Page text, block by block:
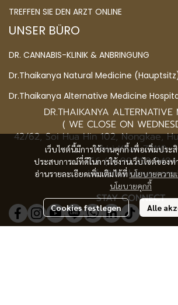
เว็บไซต์นี้มีการใช้งานคุกกี้ เพื่อเพิ่มประ
ประสบการณ์ที่ดีในการใช้งานเว็บไซต์ของ
อ่านรายละเอียดเพิ่มเติมได้ที่นโยบายความ
นโยบายคุกกี้
Cookies festlegen Alle
UNTERSTÜTZUNG
ALLE PRODUKTE
TREFFEN SIE DEN ARZT ONLINE
UNSER BÜRO
DR. CANNABIS-KLINIK & ANBRINGUNG
Dr.Thaikanya Natural Medicine
Dr.Thaikanya Alternative Medicine
DR.THAIKANYA ALTERNATIVE
( WE CLOSE ON
42/62, Soi Hua Hin 102, Nongkae,
Khiri Khan 77110
+66 (0) 98 258 9494
info@thaikanya.com